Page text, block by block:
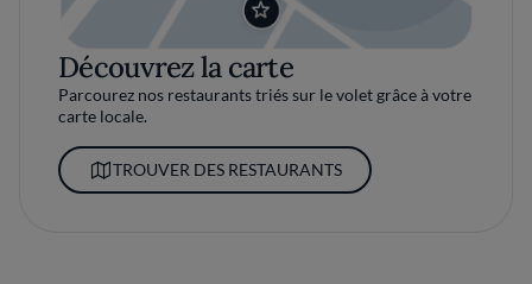
Découvrez la carte
Parcourez nos restaurants triés sur le volet grâce à votre
carte locale.
TROUVER DES RESTAURANTS